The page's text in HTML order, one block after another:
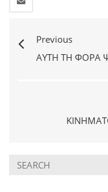
Previous
ΑΥΤΉ ΤΗ ΦΟΡΆ